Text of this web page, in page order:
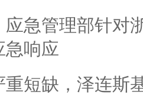
应急管理部针对
急响应
重短缺，泽连斯